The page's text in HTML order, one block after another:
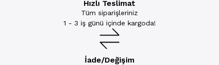
Hızlı Teslimat
Tüm siparişleriniz
1 - 3 iş günü içinde kargoda!
İade/Değişim